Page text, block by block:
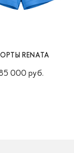
RENATA
000 руб.